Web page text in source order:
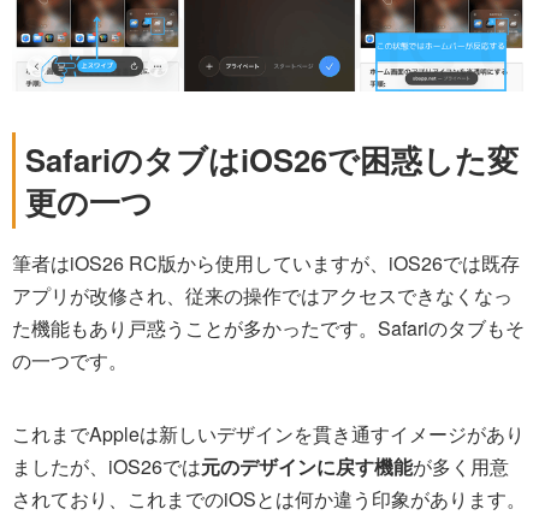
SafariのタブはiOS26で困惑した変
更の一つ
筆者はiOS26 RC版から使用していますが、iOS26では既存
アプリが改修され、従来の操作ではアクセスできなくなっ
た機能もあり戸惑うことが多かったです。Safariのタブもそ
の一つです。
これまでAppleは新しいデザインを貫き通すイメージがあり
ましたが、iOS26では元のデザインに戻す機能が多く用意
されており、これまでのiOSとは何か違う印象があります。